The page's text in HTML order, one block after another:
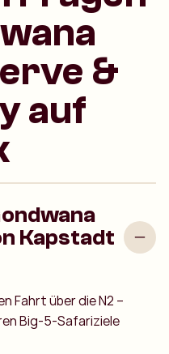
&
auf
Kapstadt
Fahrt über die N2 –
Big-5-Safariziele